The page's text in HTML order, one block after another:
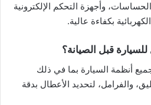
الحساسات، وأجهزة التحكم الإلكترونية
بكفاءة عالية.
قبل الصيانة؟
أنظمة السيارة بما في ذلك
والفرامل، لتحديد الأعطال بدقة